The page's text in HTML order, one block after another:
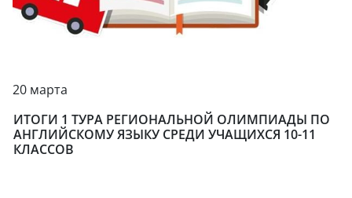
20 марта
ИТОГИ 1 ТУРА РЕГИОНАЛЬНОЙ ОЛИМПИАДЫ ПО
АНГЛИЙСКОМУ ЯЗЫКУ СРЕДИ УЧАЩИХСЯ 10-11
КЛАССОВ